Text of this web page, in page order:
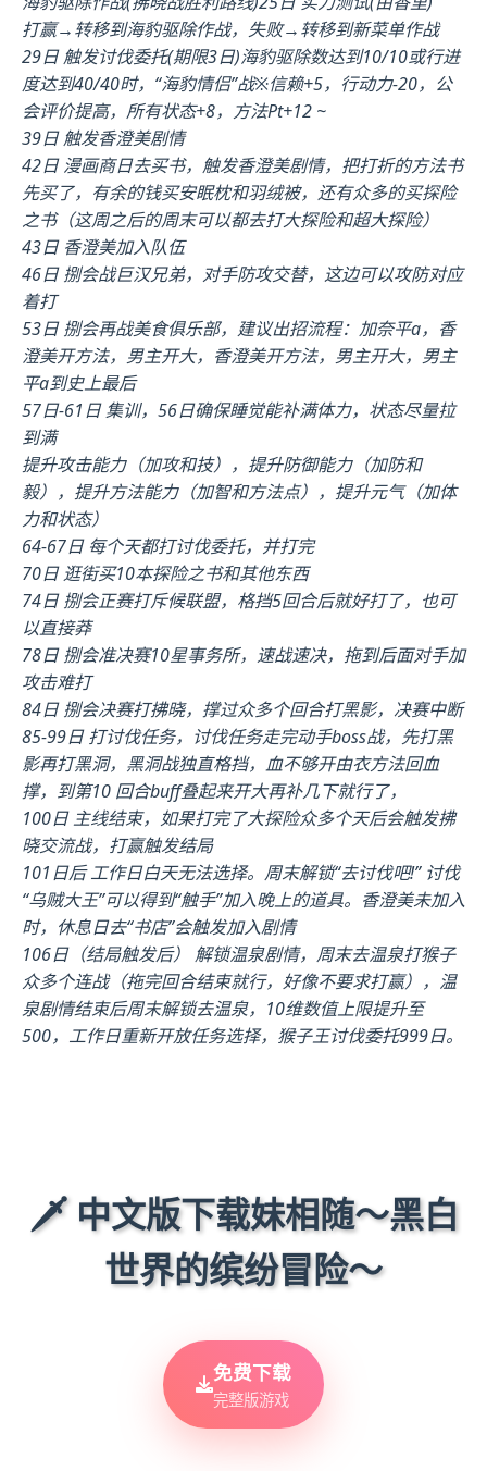
打赢→转移到海豹驱除作战，失败→转移到新菜单作战
29日 触发讨伐委托(期限3日)海豹驱除数达到10/10或行进
度达到40/40时，“海豹情侣”战※信赖+5，行动力-20，公
会评价提高，所有状态+8，方法Pt+12 ~
39日 触发香澄美剧情
42日 漫画商日去买书，触发香澄美剧情，把打折的方法书
先买了，有余的钱买安眠枕和羽绒被，还有众多的买探险
之书（这周之后的周末可以都去打大探险和超大探险）
43日 香澄美加入队伍
46日 捌会战巨汉兄弟，对手防攻交替，这边可以攻防对应
着打
53日 捌会再战美食俱乐部，建议出招流程：加奈平a，香
澄美开方法，男主开大，香澄美开方法，男主开大，男主
平a到史上最后
57日-61日 集训，56日确保睡觉能补满体力，状态尽量拉
到满
提升攻击能力（加攻和技），提升防御能力（加防和
毅），提升方法能力（加智和方法点），提升元气（加体
力和状态）
64-67日 每个天都打讨伐委托，并打完
70日 逛街买10本探险之书和其他东西
74日 捌会正赛打斥候联盟，格挡5回合后就好打了，也可
以直接莽
78日 捌会准决赛10星事务所，速战速决，拖到后面对手加
攻击难打
84日 捌会决赛打拂晓，撑过众多个回合打黑影，决赛中断
85-99日 打讨伐任务，讨伐任务走完动手boss战，先打黑
影再打黑洞，黑洞战独直格挡，血不够开由衣方法回血
撑，到第10 回合buff叠起来开大再补几下就行了，
100日 主线结束，如果打完了大探险众多个天后会触发拂
晓交流战，打赢触发结局
101日后 工作日白天无法选择。周末解锁“去讨伐吧!” 讨伐
“乌贼大王”可以得到“触手”加入晚上的道具。香澄美未加入
时，休息日去“书店”会触发加入剧情
106日（结局触发后） 解锁温泉剧情，周末去温泉打猴子
众多个连战（拖完回合结束就行，好像不要求打赢），温
泉剧情结束后周末解锁去温泉，10维数值上限提升至
500，工作日重新开放任务选择，猴子王讨伐委托999日。
🗡️ 中文版下载妹相随～黑白
世界的缤纷冒险～
免费下载
完整版游戏